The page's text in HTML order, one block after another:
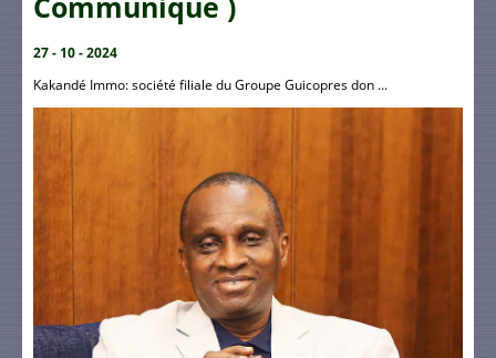
27 - 10 - 2024
Kakandé Immo: société filiale du Groupe Guicopres don ...